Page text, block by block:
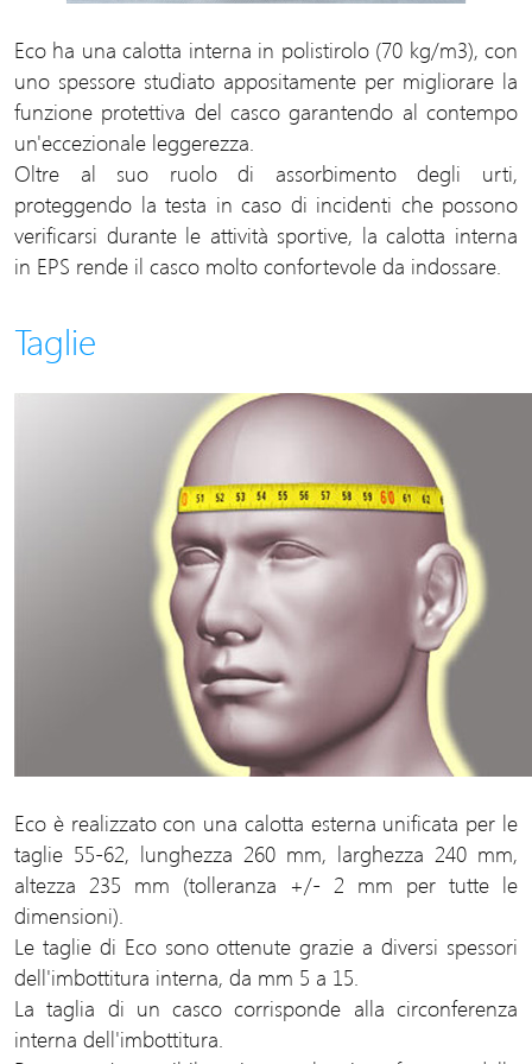
Eco ha una calotta interna in polistirolo (70 kg/m3), con
uno spessore studiato appositamente per migliorare la
funzione protettiva del casco garantendo al contempo
un'eccezionale leggerezza.
Oltre al suo ruolo di assorbimento degli urti,
proteggendo la testa in caso di incidenti che possono
verificarsi durante le attività sportive, la calotta interna
in EPS rende il casco molto confortevole da indossare.
Taglie
Eco è realizzato con una calotta esterna unificata per le
taglie 55-62, lunghezza 260 mm, larghezza 240 mm,
altezza 235 mm (tolleranza +/- 2 mm per tutte le
dimensioni).
Le taglie di Eco sono ottenute grazie a diversi spessori
dell'imbottitura interna, da mm 5 a 15.
La taglia di un casco corrisponde alla circonferenza
interna dell'imbottitura.